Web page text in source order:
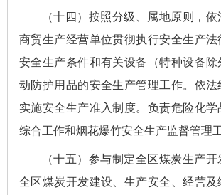
（十四）按照分级、属地原则，
商贸生产经营单位贯彻执行安全生产
安全生产条件和有关设备（特种设备
动防护用品的安全生产管理工作。依法
实施安全生产准入制度。负责危险化学
综合工作和烟花爆竹安全生产监督管理工
（十五）参与制定全区煤炭生产
全区煤炭开发建设、生产安全、经营及